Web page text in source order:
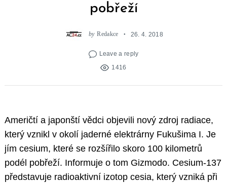
pobřeží
by Redakce 26. 4. 2018
Leave a reply
1416
Američtí a japonští vědci objevili nový zdroj radiace,
který vznikl v okolí jaderné elektrárny Fukušima I. Je
jím cesium, které se rozšířilo skoro 100 kilometrů
podél pobřeží. Informuje o tom Gizmodo. Cesium-137
představuje radioaktivní izotop cesia, který vzniká při